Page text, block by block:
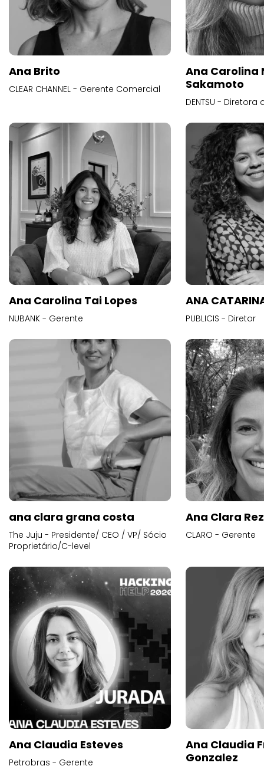
Ana Brito
CLEAR CHANNEL - Gerente Comercial
Ana Carolina
Sakamoto
DENTSU -
Ana Carolina Tai Lopes
NUBANK - Gerente
ANA
PUBLICIS - Diretor
ana clara grana costa
The Juju - Presidente/ CEO / VP/ Sócio
Proprietário/C-level
Ana Clara
CLARO - Gerente
Ana Claudia Esteves
Petrobras - Gerente
Ana Claudia
Gonzalez